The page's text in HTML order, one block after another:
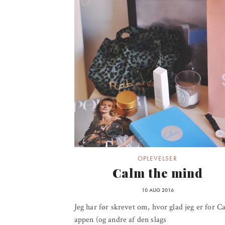
OPLEVELSER
Calm the mind
10 AUG 2016
Jeg har før skrevet om, hvor glad jeg er for
appen (og andre af den slags